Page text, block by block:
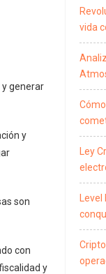
y generar
y
son
con
y
vida
Ley